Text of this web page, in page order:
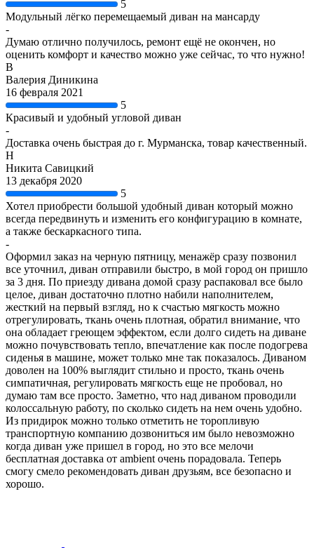
5
Модульный лёгко перемещаемый диван на мансарду
-
Думаю отлично получилось, ремонт ещё не окончен, но
оценить комфорт и качество можно уже сейчас, то что нужно!
В
Валерия Диникина
16 февраля 2021
5
Красивый и удобный угловой диван
-
Доставка очень быстрая до г. Мурманска, товар качественный.
Н
Никита Савицкий
13 декабря 2020
5
Хотел приобрести большой удобный диван который можно
всегда передвинуть и изменить его конфигурацию в комнате,
а также бескаркасного типа.
-
Оформил заказ на черную пятницу, менажёр сразу позвонил
все уточнил, диван отправили быстро, в мой город он пришло
за 3 дня. По приезду дивана домой сразу распаковал все было
целое, диван достаточно плотно набили наполнителем,
жесткий на первый взгляд, но к счастью мягкость можно
отрегулировать, ткань очень плотная, обратил внимание, что
она обладает греющем эффектом, если долго сидеть на диване
можно почувствовать тепло, впечатление как после подогрева
сиденья в машине, может только мне так показалось. Диваном
доволен на 100% выглядит стильно и просто, ткань очень
симпатичная, регулировать мягкость еще не пробовал, но
думаю там все просто. Заметно, что над диваном проводили
колоссальную работу, по сколько сидеть на нем очень удобно.
Из придирок можно только отметить не торопливую
транспортную компанию дозвониться им было невозможно
когда диван уже пришел в город, но это все мелочи
бесплатная доставка от ambient очень порадовала. Теперь
смогу смело рекомендовать диван друзьям, все безопасно и
хорошо.